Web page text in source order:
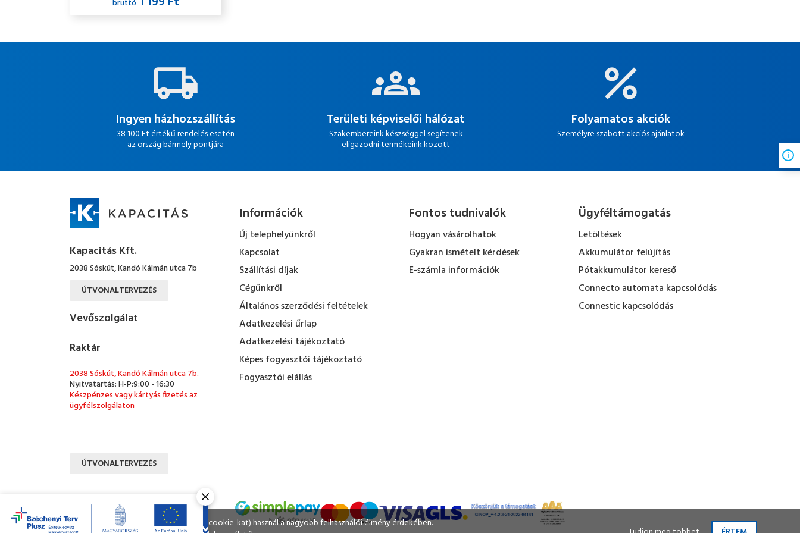
bruttó
Ingyen házhozszállítás
38 100 Ft értékű rendelés esetén
az ország bármely pontjára
Területi képviselői hálózat
Szakembereink készséggel segítenek
eligazodni termékeink között
Folyamatos akciók
Személyre szabott akciós ajánlatok
Kapacitás Kft.
2038 Sóskút, Kandó Kálmán utca 7b
ÚTVONALTERVEZÉS
Vevőszolgálat
Raktár
2038 Sóskút, Kandó Kálmán utca 7b.
Nyitvatartás: H-P:9:00 - 16:30
Készpénzes vagy kártyás fizetés az
ügyfélszolgálaton
ÚTVONALTERVEZÉS
Információk
Új telephelyünkről
Kapcsolat
Szállítási díjak
Cégünkről
Általános szerződési feltételek
Adatkezelési űrlap
Adatkezelési tájékoztató
Képes fogyasztói tájékoztató
Fogyasztói elállás
Fontos tudnivalók
Hogyan vásárolhatok
Gyakran ismételt kérdések
E-számla információk
Ügyféltámogatás
Letöltések
Akkumulátor felújítás
Pótakkumulátor kereső
Connecto automata kapcsolódás
Connestic kapcsolódás
Ahogy a legtöbb weboldal, a miénk is sütiket (cookie-kat) használ a nagyobb felhasználói élmény érdekében.